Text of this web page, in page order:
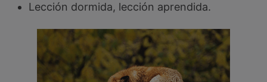
Lección dormida, lección aprendida.